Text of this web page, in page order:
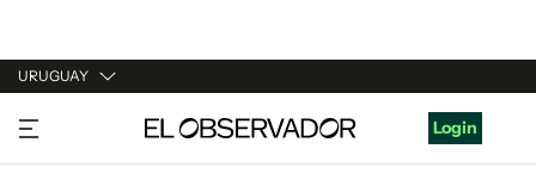
URUGUAY
URUGUAY
ARGENTINA
Login